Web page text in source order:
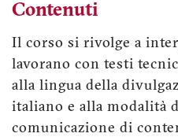
Contenuti
Il corso si rivolge a
lavorano con testi
alla lingua della
italiano e alla modalità
comunicazione di